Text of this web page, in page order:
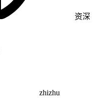
资深
zhizhu